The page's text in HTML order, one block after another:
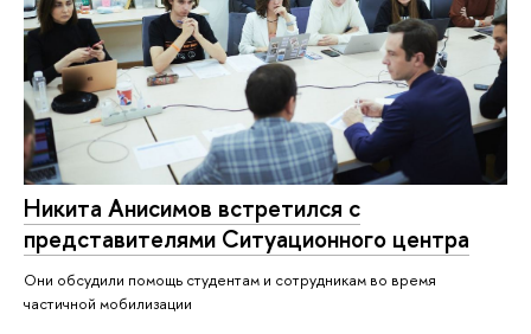
Никита Анисимов встретился с
представителями Ситуационного центра
Они обсудили помощь студентам и сотрудникам во время
частичной мобилизации